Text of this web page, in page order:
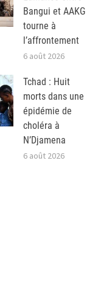
Bangui et AAKG
tourne à
l’affrontement
6 août 2026
Tchad : Huit
morts dans une
épidémie de
choléra à
N’Djamena
6 août 2026